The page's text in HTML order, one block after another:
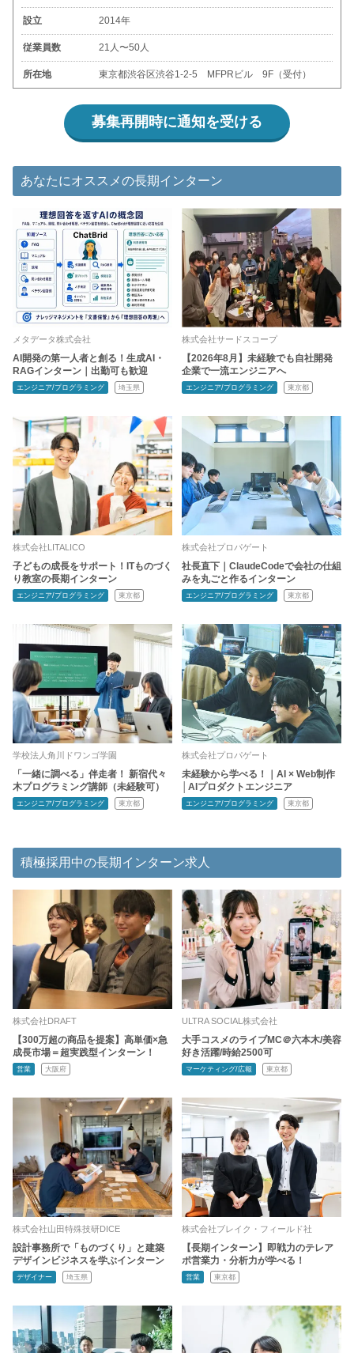
設立 2014年
従業員数 21人〜50人
所在地 東京都渋谷区渋谷1-2-5 MFPRビル 9F（受付）
募集再開時に通知を受ける
あなたにオススメの長期インターン
メタデータ株式会社
AI開発の第一人者と創る！生成AI・
RAGインターン｜出勤可も歓迎
エンジニア/プログラミング 埼玉県
株式会社サードスコープ
【2026年8月】未経験でも自社開発
企業で一流エンジニアへ
エンジニア/プログラミング 東京都
株式会社LITALICO
子どもの成長をサポート！ITものづく
り教室の長期インターン
エンジニア/プログラミング 東京都
株式会社プロパゲート
社長直下｜ClaudeCodeで会社の仕組
みを丸ごと作るインターン
エンジニア/プログラミング 東京都
学校法人角川ドワンゴ学園
「一緒に調べる」伴走者！ 新宿代々
木プログラミング講師（未経験可）
エンジニア/プログラミング 東京都
株式会社プロパゲート
未経験から学べる！｜AI × Web制作
│AIプロダクトエンジニア
エンジニア/プログラミング 東京都
積極採用中の長期インターン求人
株式会社DRAFT
【300万超の商品を提案】高単価×急
成長市場＝超実践型インターン！
営業 大阪府
ULTRA SOCIAL株式会社
大手コスメのライブMC＠六本木/美容
好き活躍/時給2500可
マーケティング/広報 東京都
株式会社山田特殊技研DICE
設計事務所で「ものづくり」と建築
デザインビジネスを学ぶインターン
デザイナー 埼玉県
株式会社ブレイク・フィールド社
【長期インターン】即戦力のテレア
ポ営業力・分析力が学べる！
営業 東京都